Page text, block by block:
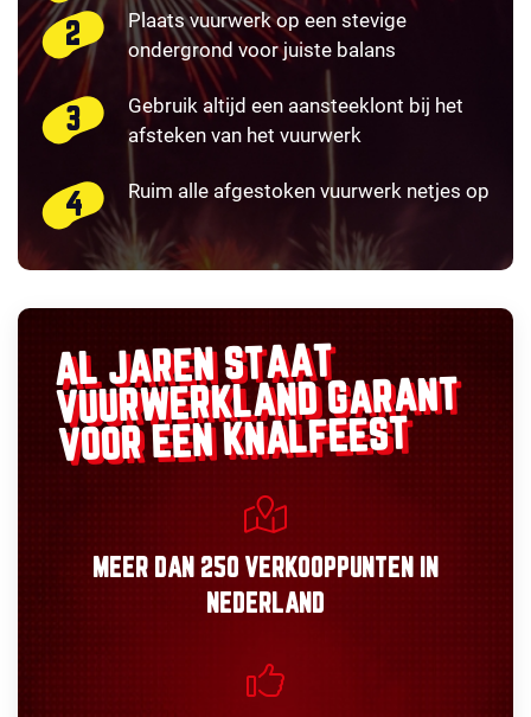
Plaats vuurwerk op een stevige
ondergrond voor juiste balans
Gebruik altijd een aansteeklont bij het
afsteken van het vuurwerk
Ruim alle afgestoken vuurwerk netjes op
AL JAREN STAAT
VUURWERKLANDGARANT
VOOR EEN KNALFEEST
MEER DAN 250 VERKOOPPUNTEN IN
NEDERLAND